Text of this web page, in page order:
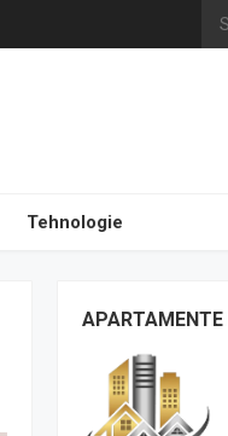
Tehnologie